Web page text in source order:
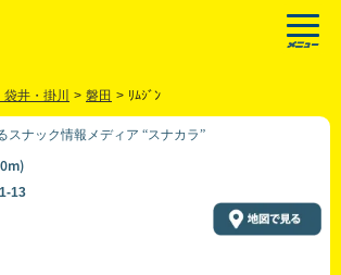
井・掛川 > 磐田 > ﾘﾑｼﾞﾝ
スナック情報メディア “スナカラ”
13